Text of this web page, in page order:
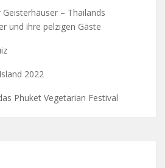
– Thailands
und ihre pelzigen Gäste
2022
Phuket Vegetarian Festival